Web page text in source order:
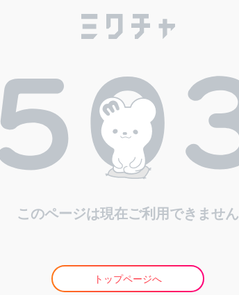
このページは現在ご利用できません